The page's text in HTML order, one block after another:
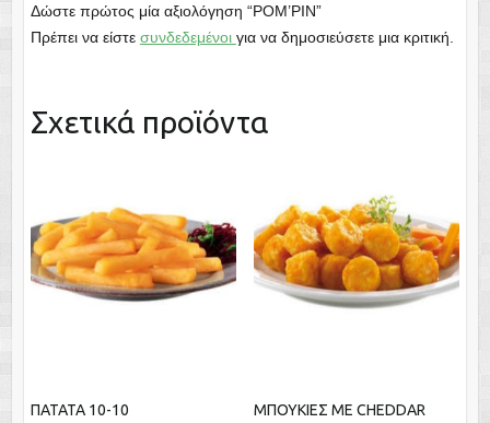
Δώστε πρώτος μία αξιολόγηση “POM’PIN”
Πρέπει να είστε συνδεδεμένοι για να δημοσιεύσετε μια κριτική.
Σχετικά προϊόντα
ΠΑΤΑΤΑ 10-10 ΜΠΟΥΚΙΕΣ ΜΕ CHEDDAR